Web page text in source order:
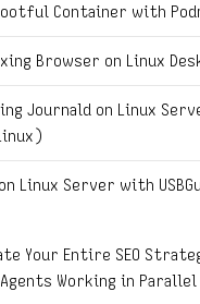
Container with
Browser on Linux
Journald on Linux
Linux Server with
Your Entire SEO
Working in Parallel